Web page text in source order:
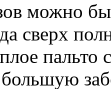
можно
сверх
большую